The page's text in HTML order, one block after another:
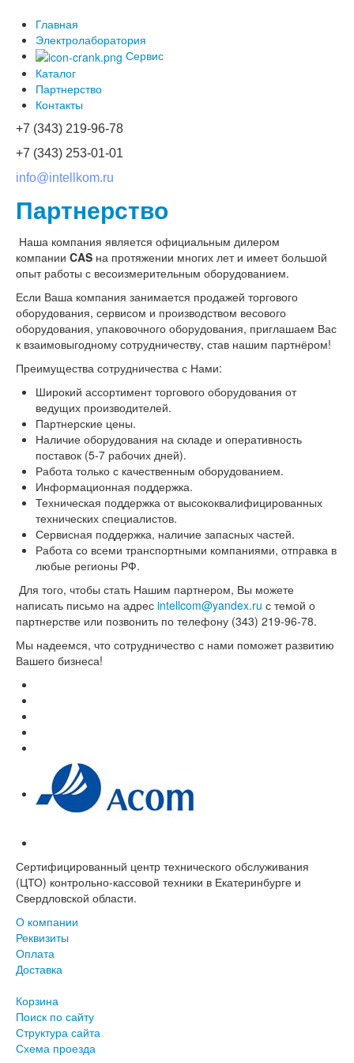
Главная
Электролаборатория
Сервис
Каталог
Партнерство
Контакты
+7 (343) 219-96-78
+7 (343) 253-01-01
info@intellkom.ru
Партнерство
Наша компания является официальным дилером
компании CAS на протяжении многих лет и имеет большой
опыт работы с весоизмерительным оборудованием.
Если Ваша компания занимается продажей торгового
оборудования, сервисом и производством весового
оборудования, упаковочного оборудования, приглашаем Вас
к взаимовыгодному сотрудничеству, став нашим партнёром!
Преимущества сотрудничества с Нами:
Широкий ассортимент торгового оборудования от
ведущих производителей.
Партнерские цены.
Наличие оборудования на складе и оперативность
поставок (5-7 рабочих дней).
Работа только с качественным оборудованием.
Информационная поддержка.
Техническая поддержка от высококвалифицированных
технических специалистов.
Сервисная поддержка, наличие запасных частей.
Работа со всеми транспортными компаниями, отправка в
любые регионы РФ.
Для того, чтобы стать Нашим партнером, Вы можете
написать письмо на адрес intellcom@yandex.ru с темой о
партнерстве или позвонить по телефону (343) 219-96-78.
Мы надеемся, что сотрудничество с нами поможет развитию
Вашего бизнеса!
Сертифицированный центр технического обслуживания
(ЦТО) контрольно-кассовой техники в Екатеринбурге и
Свердловской области.
О компании
Реквизиты
Оплата
Доставка
Корзина
Поиск по сайту
Структура сайта
Схема проезда